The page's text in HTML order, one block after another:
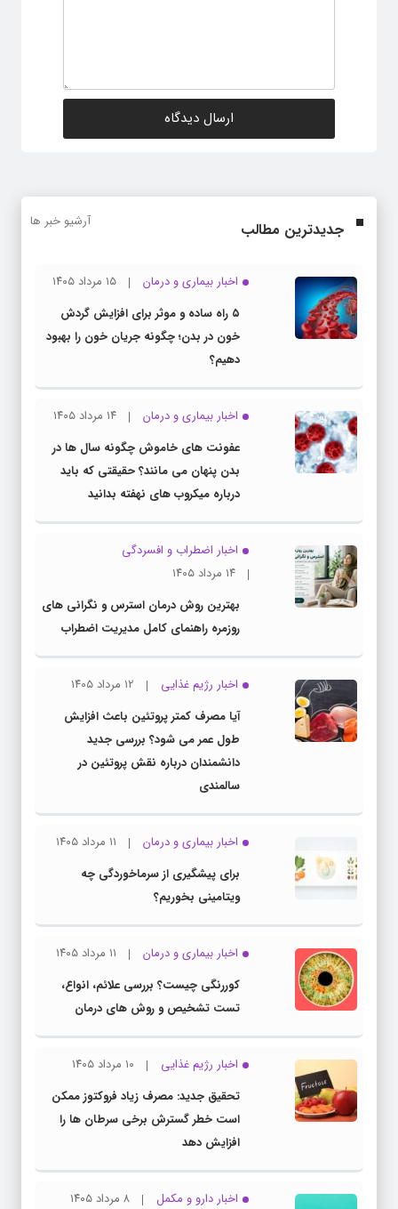
جدیدترین مطالب آرشیو خبر ها
اخبار بیماری و درمان
۱۵ مرداد ۱۴۰۵
۵ راه ساده و موثر برای افزایش گردش
خون در بدن؛ چگونه جریان خون را بهبود
دهیم؟
اخبار بیماری و درمان
۱۴ مرداد ۱۴۰۵
عفونت های خاموش چگونه سال ها در
بدن پنهان می مانند؟ حقیقتی که باید
درباره میکروب های نهفته بدانید
اخبار اضطراب و افسردگی
۱۴ مرداد ۱۴۰۵
بهترین روش درمان استرس و نگرانی های
روزمره راهنمای کامل مدیریت اضطراب
اخبار رژیم غذایی
۱۲ مرداد ۱۴۰۵
آیا مصرف کمتر پروتئین باعث افزایش
طول عمر می شود؟ بررسی جدید
دانشمندان درباره نقش پروتئین در
سالمندی
اخبار بیماری و درمان
۱۱ مرداد ۱۴۰۵
برای پیشگیری از سرماخوردگی چه
ویتامینی بخوریم؟
اخبار بیماری و درمان
۱۱ مرداد ۱۴۰۵
کوررنگی چیست؟ بررسی علائم، انواع،
تست تشخیص و روش های درمان
اخبار رژیم غذایی
۱۰ مرداد ۱۴۰۵
تحقیق جدید: مصرف زیاد فروکتوز ممکن
است خطر گسترش برخی سرطان ها را
افزایش دهد
اخبار دارو و مکمل
۸ مرداد ۱۴۰۵